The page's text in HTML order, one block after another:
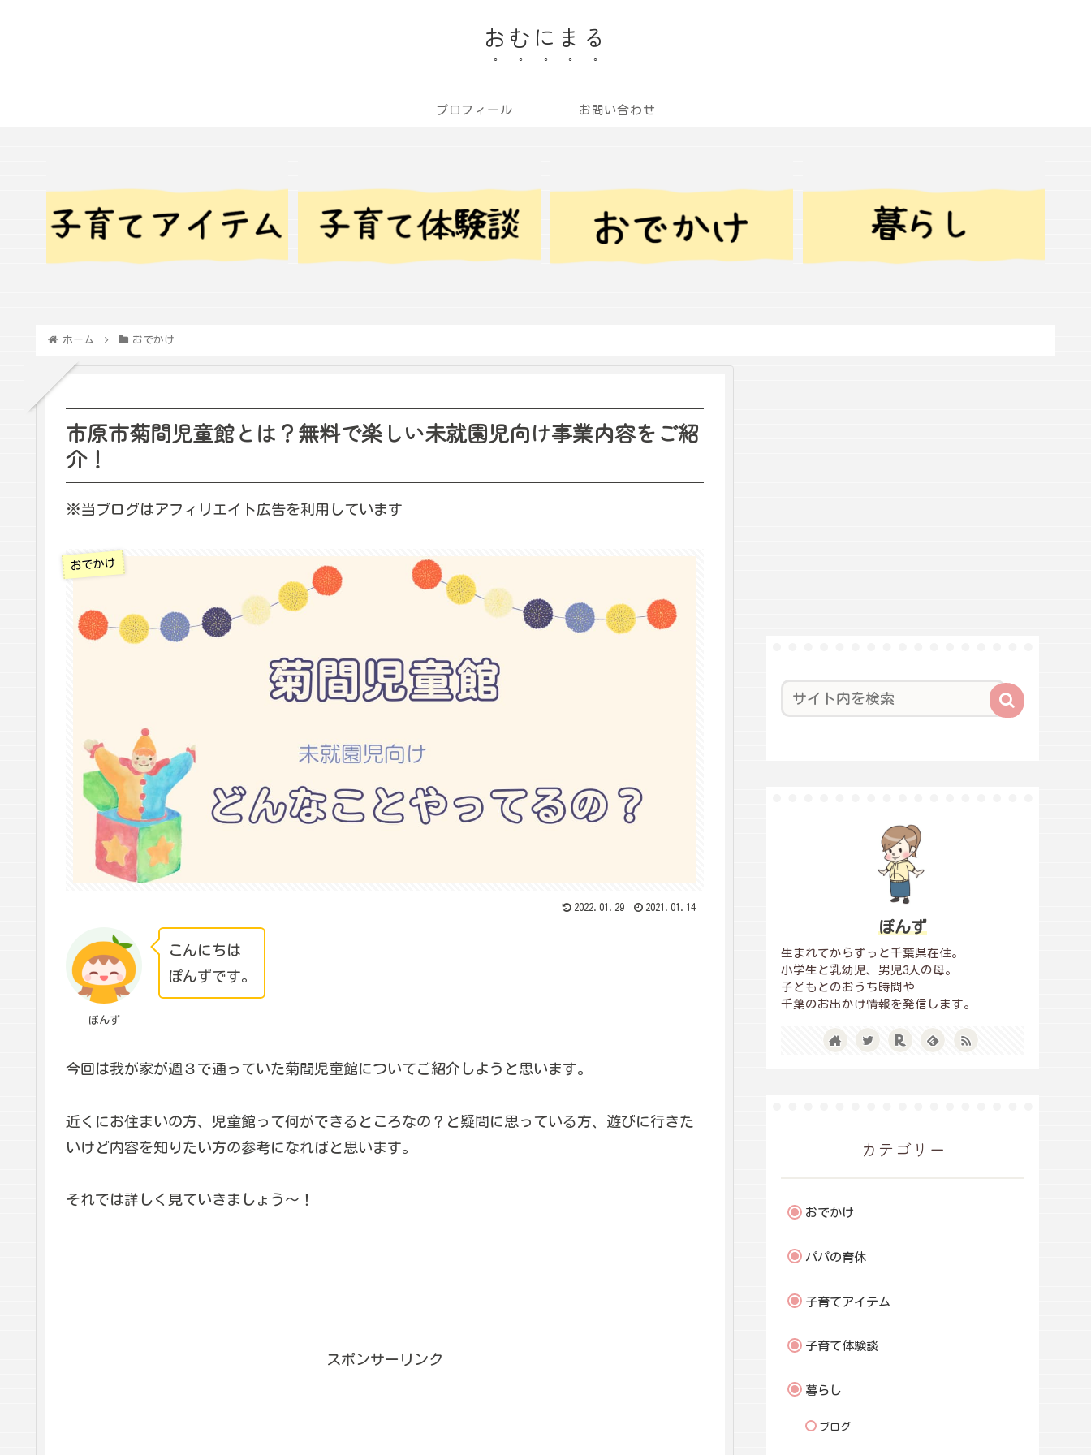
おむにまる
プロフィール お問い合わせ
ホーム おでかけ
市原市菊間児童館とは？無料で楽しい未就園児向け事業内容をご紹
介！
※当ブログはアフィリエイト広告を利用しています
おでかけ
2022.01.29 2021.01.14
ぽんず
こんにちは
ぽんずです。
今回は我が家が週３で通っていた菊間児童館についてご紹介しようと思います。
近くにお住まいの方、児童館って何ができるところなの？と疑問に思っている方、遊びに行きた
いけど内容を知りたい方の参考になればと思います。
それでは詳しく見ていきましょう〜！
スポンサーリンク
ぽんず
生まれてからずっと千葉県在住。
小学生と乳幼児、男児3人の母。
子どもとのおうち時間や
千葉のお出かけ情報を発信します。
カテゴリー
おでかけ
パパの育休
子育てアイテム
子育て体験談
暮らし
ブログ